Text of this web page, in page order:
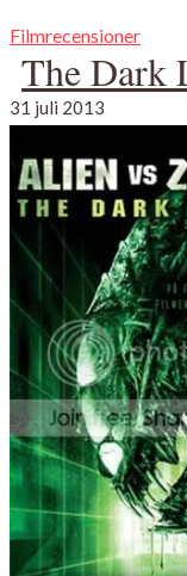
Filmrecensioner
The Dark
31 juli 2013